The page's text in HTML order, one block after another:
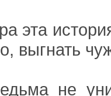
эта
выгнать
не